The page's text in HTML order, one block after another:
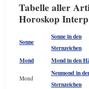
Tabelle aller
Horoskop
Sonne
Sonne in den
Sternzeichen
Mond
Mond in den
Mond
Neumond in
Sternzeichen